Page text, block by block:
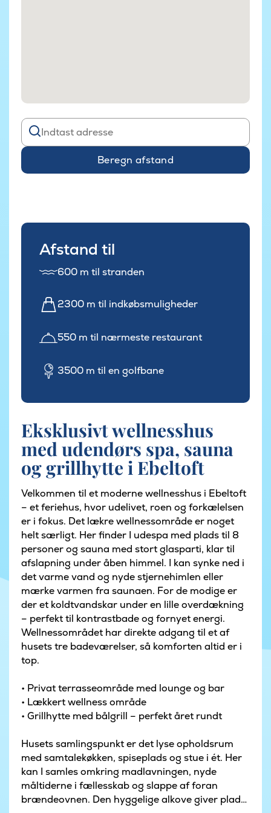
Beregn afstand
Afstand til
600 m til stranden
2300 m til indkøbsmuligheder
550 m til nærmeste restaurant
3500 m til en golfbane
Eksklusivt wellnesshus
med udendørs spa, sauna
og grillhytte i Ebeltoft
Velkommen til et moderne wellnesshus i Ebeltoft
– et feriehus, hvor udelivet, roen og forkælelsen
er i fokus. Det lækre wellnessområde er noget
helt særligt. Her finder I udespa med plads til 8
personer og sauna med stort glasparti, klar til
afslapning under åben himmel. I kan synke ned i
det varme vand og nyde stjernehimlen eller
mærke varmen fra saunaen. For de modige er
der et koldtvandskar under en lille overdækning
– perfekt til kontrastbade og fornyet energi.
Wellnessområdet har direkte adgang til et af
husets tre badeværelser, så komforten altid er i
top.
• Privat terrasseområde med lounge og bar
• Lækkert wellness område
• Grillhytte med bålgrill – perfekt året rundt
Husets samlingspunkt er det lyse opholdsrum
med samtalekøkken, spiseplads og stue i ét. Her
kan I samles omkring madlavningen, nyde
måltiderne i fællesskab og slappe af foran
brændeovnen. Den hyggelige alkove giver plads